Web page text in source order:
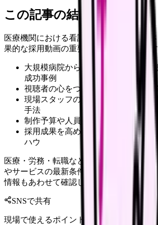
この記事の結論
医療機関における看護師採用は年々難し
果的な採用動画の重要性が高まっています
大規模病院から地域医療機関まで、
成功事例
視聴者の心をつかむ効果的な構成パ
現場スタッフの魅力を最大限に引き
手法
制作予算や人員配置を含めた実践的
採用成果を高めるための具体的な改
ハウ
医療・労務・転職など判断に影響する内
やサービスの最新条件は公的機関・勤務
情報もあわせて確認してください。
SNSで共有
現場で使えるポイントを、同僚やあとで